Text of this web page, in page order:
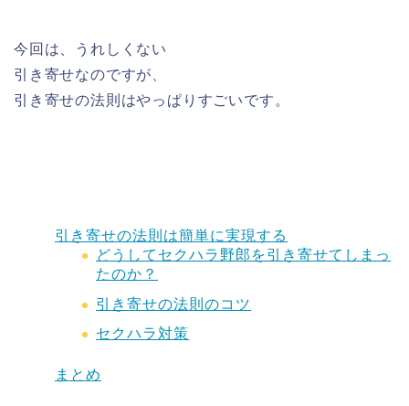
今回は、うれしくない
引き寄せなのですが、
引き寄せの法則はやっぱりすごいです。
引き寄せの法則は簡単に実現する
どうしてセクハラ野郎を引き寄せてしまっ
たのか？
引き寄せの法則のコツ
セクハラ対策
まとめ